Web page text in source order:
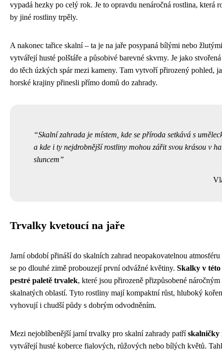
vypadá hezky po celý rok. Je to opravdu nenáročná rostlina, která
by jiné rostliny trpěly.
A nakonec tařice skalní – ta je na jaře posypaná bílými nebo
vytvářejí husté polštáře a působivé barevné skvrny. Je jako
do těch úzkých spár mezi kameny. Tam vytvoří přirozený pohled,
horské krajiny přinesli přímo domů do zahrady.
Skalní zahrada je místem, kde se příroda setkává s
a kde i ty nejdrobnější rostliny mohou zářit svou krásou v
sluncem
Trvalky kvetoucí na jaře
Jarní období přináší do skalních zahrad neopakovatelnou
se po dlouhé zimě probouzejí první odvážné květiny. Skalky v
pestré paletě trvalek, které jsou přirozeně přizpůsobené
skalnatých oblastí. Tyto rostliny mají kompaktní růst, hluboký
vyhovují i chudší půdy s dobrým odvodněním.
Mezi nejoblíbenější jarní trvalky pro skalní zahrady patřískalničky
vytvářejí husté koberce fialových, růžových nebo bílých květů.